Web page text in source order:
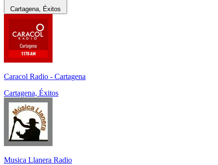
Cartagena, Éxitos
Caracol Radio - Cartagena
Cartagena, Éxitos
Musica Llanera Radio